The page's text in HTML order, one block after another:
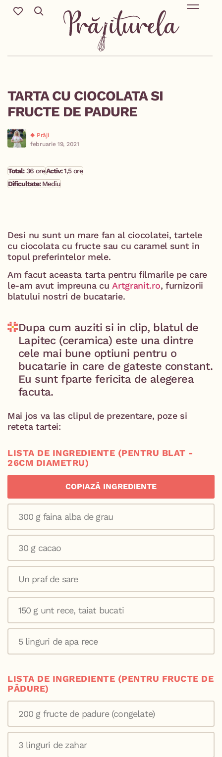
TARTA CU CIOCOLATA SI
FRUCTE DE PADURE
Prăji
februarie 19, 2021
Total:36 oreActiv:1,5 ore
Dificultate:Mediu
Desi nu sunt un mare fan al ciocolatei, tartele
cu ciocolata cu fructe sau cu caramel sunt in
topul preferintelor mele.
Am facut aceasta tarta pentru filmarile pe care
le-am avut impreuna cuArtgranit.ro, furnizorii
blatului nostri de bucatarie.
Dupa cum auziti si in clip, blatul de
Lapitec (ceramica) este una dintre
cele mai bune optiuni pentru o
bucatarie in care de gateste constant.
Eu sunt fparte fericita de alegerea
facuta.
Mai jos va las clipul de prezentare, poze si
reteta tartei:
LISTA DE INGREDIENTE (PENTRU BLAT -
26CM DIAMETRU)
COPIAZĂ INGREDIENTE
300 g faina alba de grau
30 g cacao
Un praf de sare
150 g unt rece, taiat bucati
5 linguri de apa rece
LISTA DE INGREDIENTE (PENTRU FRUCTE DE
PĂDURE)
200 g fructe de padure (congelate)
3 linguri de zahar